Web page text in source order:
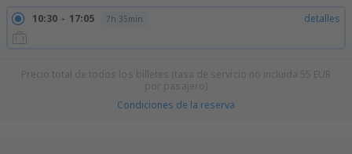
10:30 17:05 7h 35min detalles
Precio total de todos los billetes (tasa de servicio no incluida 55 EUR
por pasajero)
Condiciones de la reserva